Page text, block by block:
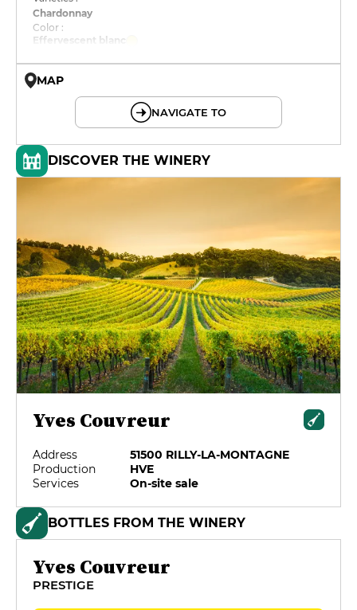
Chardonnay
Color :
Effervescent blanc
MAP
NAVIGATE TO
DISCOVER THE WINERY
Yves Couvreur
Address
51500 RILLY-LA-MONTAGNE
Production
HVE
Services
On-site sale
BOTTLES FROM THE WINERY
Yves Couvreur
PRESTIGE